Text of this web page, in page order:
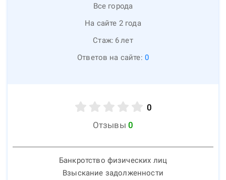
Все города
На сайте 2 года
Стаж: 6лет
Ответов на сайте: 0
0
Отзывы 0
Банкротство физических лиц
Взыскание задолженности